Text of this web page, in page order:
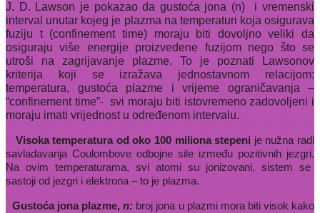
J. D. Lawson je pokazao da gustoća jona (n)
i vremenski
interval unutar kojeg je plazma na temperaturi koja osigurava
fuziju t(confinement time) moraju biti dovoljno veliki da
osiguraju više energije proizvedene fuzijom nego što se
utroši na zagrijavanje plazme. To je poznati Lawsonov
kriterija koji se izražava jednostavnom relacijom:
temperatura, gustoća plazme i vrijeme ograničavanja –
“confinement time”- svi moraju biti istovremeno zadovoljeni i
moraju imati vrijednost u određenom intervalu.
Visoka temperatura od oko 100 miliona stepeni je nužna radi
savladavanja Coulombove odbojne sile između pozitivnih jezgri.
Na ovim temperaturama, svi atomi su jonizovani, sistem se
sastoji od jezgri i elektrona – to je plazma.
Gustoća jona plazme,n: broj jona u plazmi mora biti visok kako